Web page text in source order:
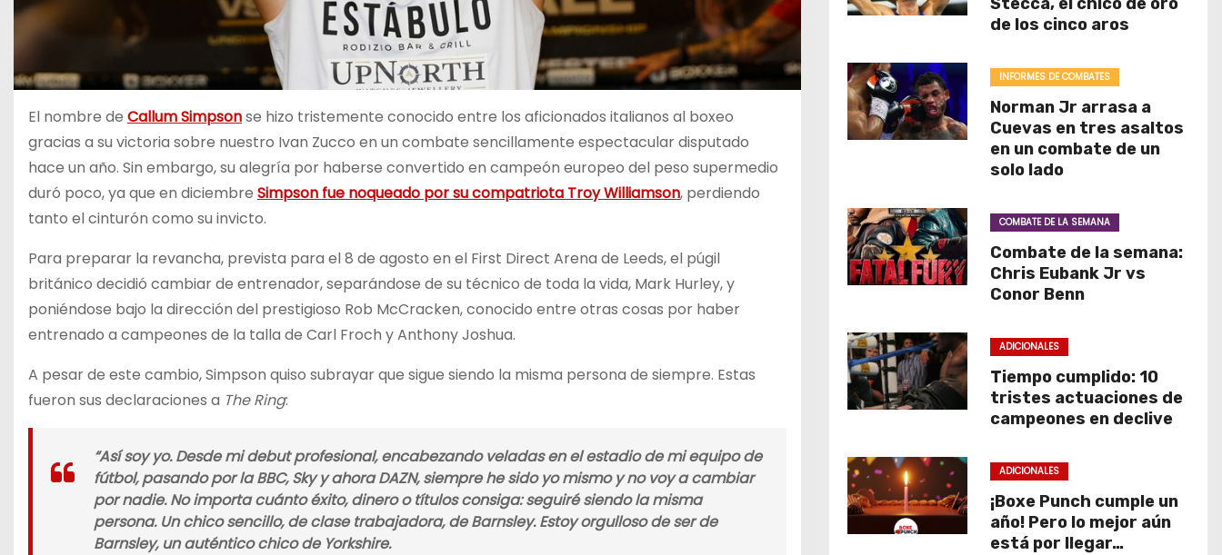
El nombre de Callum Simpsonse hizo tristemente conocido entre los aficionados italianos al boxeo
gracias a su victoria sobre nuestro Ivan Zucco en un combate sencillamente espectacular disputado
hace un año. Sin embargo, su alegría por haberse convertido en campeón europeo del peso supermedio
duró poco, ya que en diciembre Simpson fue noqueado por su compatriota Troy Williamson, perdiendo
tanto el cinturón como su invicto.
Para preparar la revancha, prevista para el 8 de agosto en el First Direct Arena de Leeds, el púgil
británico decidió cambiar de entrenador, separándose de su técnico de toda la vida, Mark Hurley, y
poniéndose bajo la dirección del prestigioso Rob McCracken, conocido entre otras cosas por haber
entrenado a campeones de la talla de Carl Froch y Anthony Joshua.
A pesar de este cambio, Simpson quiso subrayar que sigue siendo la misma persona de siempre. Estas
fueron sus declaraciones a The Ring:
“Así soy yo. Desde mi debut profesional, encabezando veladas en el estadio de mi equipo de
fútbol, pasando por la BBC, Sky y ahora DAZN, siempre he sido yo mismo y no voy a cambiar
por nadie. No importa cuánto éxito, dinero o títulos consiga: seguiré siendo la misma
persona. Un chico sencillo, de clase trabajadora, de Barnsley. Estoy orgulloso de ser de
Barnsley, un auténtico chico de Yorkshire.
de los cinco aros
INFORMES DE COMBATES
Norman Jr arrasa a
Cuevas en tres asaltos
en un combate de un
solo lado
COMBATE DE LA SEMANA
Combate de la semana:
Chris Eubank Jr vs
Conor Benn
ADICIONALES
Tiempo cumplido: 10
tristes actuaciones de
campeones en declive
ADICIONALES
¡Boxe Punch cumple un
año! Pero lo mejor aún
está por llegar…